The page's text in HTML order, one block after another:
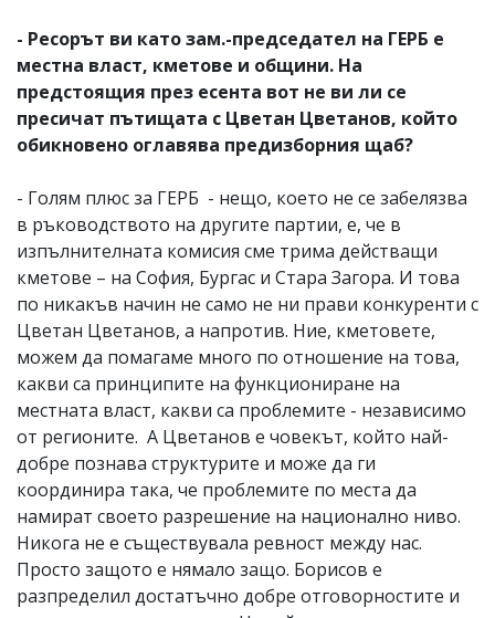
- Ресорът ви като зам.-председател на ГЕРБ е
местна власт, кметове и общини. На
предстоящия през есента вот не ви ли се
пресичат пътищата с Цветан Цветанов, който
обикновено оглавява предизборния щаб?
- Голям плюс за ГЕРБ - нещо, което не се забелязва
в ръководството на другите партии, е, че в
изпълнителната комисия сме трима действащи
кметове – на София, Бургас и Стара Загора. И това
по никакъв начин не само не ни прави конкуренти с
Цветан Цветанов, а напротив. Ние, кметовете,
можем да помагаме много по отношение на това,
какви са принципите на функциониране на
местната власт, какви са проблемите - независимо
от регионите. А Цветанов е човекът, който най-
добре познава структурите и може да ги
координира така, че проблемите по места да
намират своето разрешение на национално ниво.
Никога не е съществувала ревност между нас.
Просто защото е нямало защо. Борисов е
разпределил достатъчно добре отговорностите и